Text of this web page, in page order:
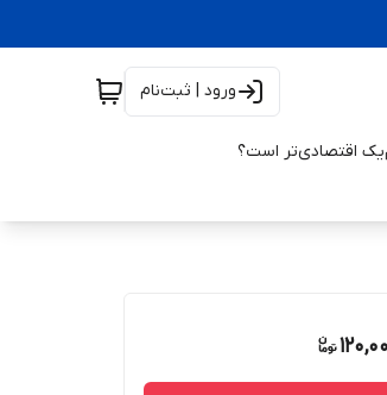
ورود | ثبت‌نام
اقتصادی‌تر است؟